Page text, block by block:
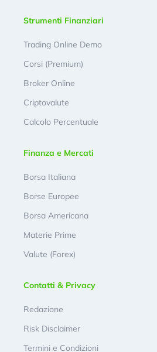
Strumenti Finanziari
Trading Online Demo
Corsi (Premium)
Broker Online
Criptovalute
Calcolo Percentuale
Finanza e Mercati
Borsa Italiana
Borse Europee
Borsa Americana
Materie Prime
Valute (Forex)
Contatti & Privacy
Redazione
Risk Disclaimer
Termini e Condizioni